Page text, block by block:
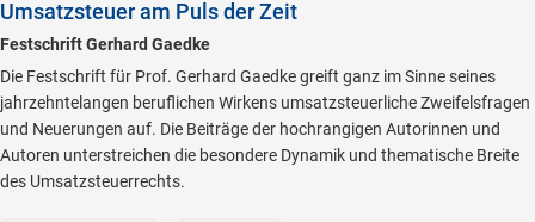
Umsatzsteuer am Puls der Zeit
Festschrift Gerhard Gaedke
Die Festschrift für Prof. Gerhard Gaedke greift ganz im Sinne seines
jahrzehntelangen beruflichen Wirkens umsatzsteuerliche Zweifelsfragen
und Neuerungen auf. Die Beiträge der hochrangigen Autorinnen und
Autoren unterstreichen die besondere Dynamik und thematische Breite
des Umsatzsteuerrechts.